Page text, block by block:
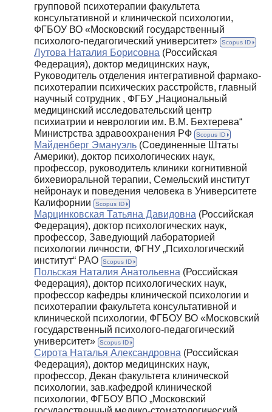
групповой психотерапии факультета
консультативной и клинической психологии,
ФГБОУ ВО «Московский государственный
психолого-педагогический университет»
Scopus ID
Лутова Наталия Борисовна (Российская
Федерация), доктор медицинских наук,
Руководитель отделения интегративной фармако-
психотерапии психических расстройств, главный
научный сотрудник , ФГБУ „Национальный
медицинский исследовательский центр
психиатрии и неврологии им. В.М. Бехтерева“
Министрства здравоохранения РФ
Scopus ID
Майденберг Эмануэль (Соединенные Штаты
Америки), доктор психологических наук,
профессор, руководитель клиники когнитивной
бихевиоральной терапии, Семельский институт
нейронаук и поведения человека в Университете
Калифорнии
Scopus ID
Марцинковская Татьяна Давидовна (Российская
Федерация), доктор психологических наук,
профессор, Заведующий лабораторией
психологии личности, ФГНУ „Психологический
институт“ РАО
Scopus ID
Польская Наталия Анатольевна (Российская
Федерация), доктор психологических наук,
профессор кафедры клинической психологии и
психотерапии факультета консультативной и
клинической психологии, ФГБОУ ВО «Московский
государственный психолого-педагогический
университет»
Scopus ID
Сирота Наталья Александровна (Российская
Федерация), доктор медицинских наук,
профессор, Декан факультета клинической
психологии, зав.кафедрой клинической
психологии, ФГБОУ ВПО „Московский